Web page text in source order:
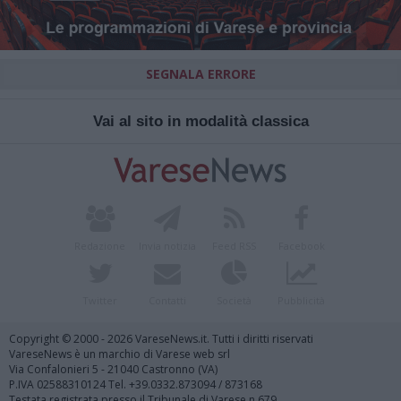
SEGNALA ERRORE
Vai al sito in modalità classica
Copyright © 2000 - 2026 VareseNews.it. Tutti i diritti riservati
VareseNews è un marchio di Varese web srl
Via Confalonieri 5 - 21040 Castronno (VA)
P.IVA 02588310124 Tel. +39.0332.873094 / 873168